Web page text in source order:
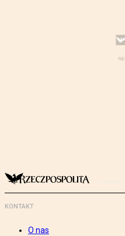
KONTAKT
O nas